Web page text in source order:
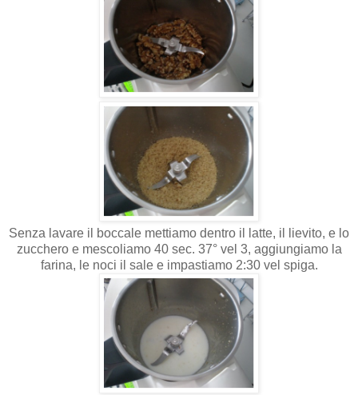
Senza lavare il boccale mettiamo dentro il latte, il lievito, e lo
zucchero e mescoliamo 40 sec. 37° vel 3, aggiungiamo la
farina, le noci il sale e impastiamo 2:30 vel spiga.